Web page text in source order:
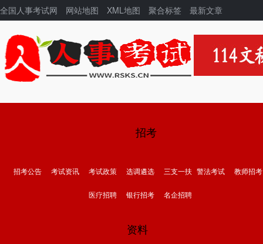
全国人事考试网 网站地图 XML地图 聚合标签 最新文章
招考
招考公告 考试资讯 考试政策 选调遴选 三支一扶 警法考试 教师招考
医疗招聘 银行招考 名企招聘
资料